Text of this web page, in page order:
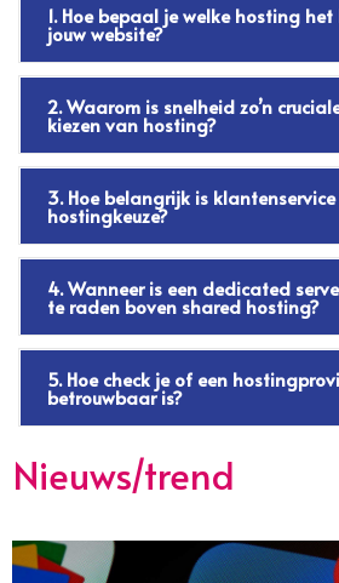
1. Hoe bepaal je welke hosting
jouw website?
2. Waarom is snelheid zo’n
kiezen van hosting?
3. Hoe belangrijk is
hostingkeuze?
4. Wanneer is een dedicated
te raden boven shared hosting?
5. Hoe check je of een
betrouwbaar is?
Nieuws/trend